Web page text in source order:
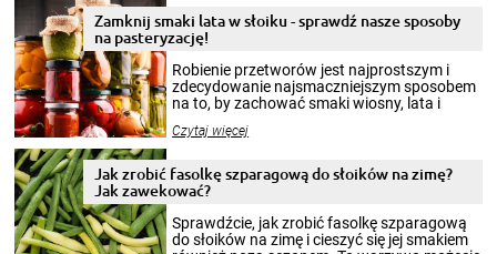
Zamknij smaki lata w słoiku - sprawdź nasze sposoby
na pasteryzację!
Robienie przetworów jest najprostszym i
zdecydowanie najsmaczniejszym sposobem
na to, by zachować smaki wiosny, lata i
krajobrazów, by cieszyć nimi oko w sezonie
pełni poczuć atmosferę cieplejszych
miesięcy. Przygotowanie słoików ze
patenty, które pozwolą zachować świeżość
przetworów.
Czytaj więcej
Jak zrobić fasolkę szparagową do słoików na zimę?
Jak zawekować?
Sprawdźcie, jak zrobić fasolkę szparagową
do słoików na zimę i cieszyć się jej smakiem